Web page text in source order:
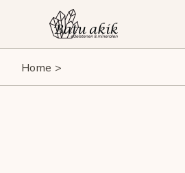
Home